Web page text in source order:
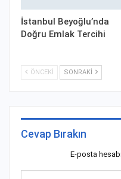
İstanbul Beyoğlu’nda
Doğru Emlak Tercihi
ÖNCEKI SONRAKI
Cevap Bırakın
E-posta